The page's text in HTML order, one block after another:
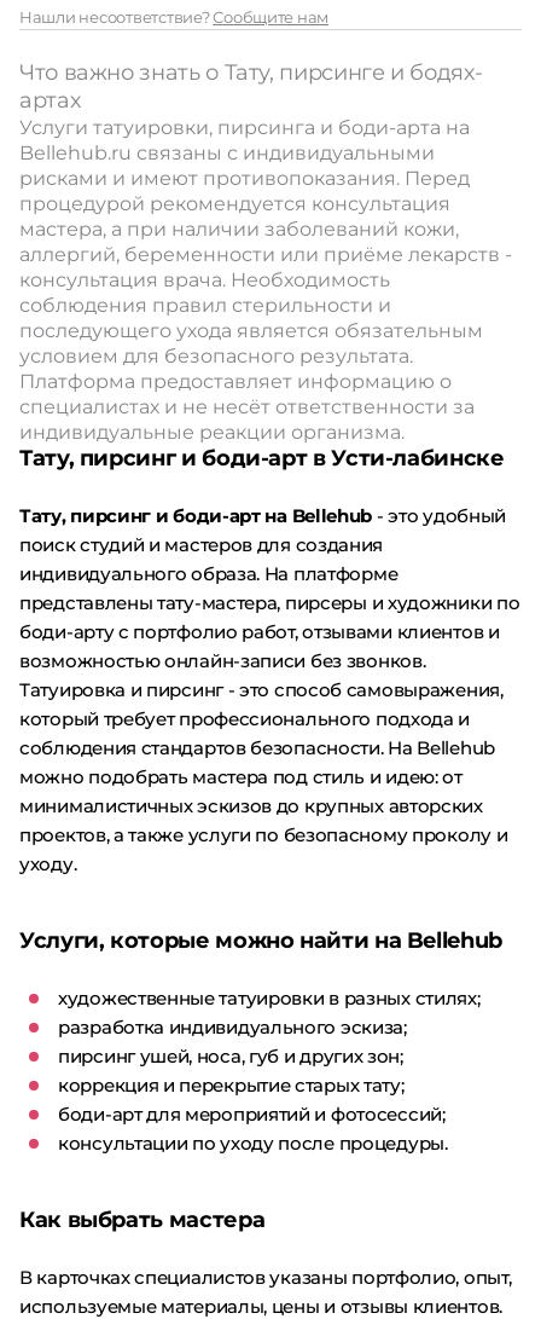
Нашли несоответствие?Сообщите нам
Что важно знать о Тату, пирсинге и бодях-
артах
Услуги татуировки, пирсинга и боди-арта на
Bellehub.ru связаны с индивидуальными
рисками и имеют противопоказания. Перед
процедурой рекомендуется консультация
мастера, а при наличии заболеваний кожи,
аллергий, беременности или приёме лекарств -
консультация врача. Необходимость
соблюдения правил стерильности и
последующего ухода является обязательным
условием для безопасного результата.
Платформа предоставляет информацию о
специалистах и не несёт ответственности за
индивидуальные реакции организма.
Тату, пирсинг и боди-арт в Усти-лабинске
Тату, пирсинг и боди-арт на Bellehub - это удобный
поиск студий и мастеров для создания
индивидуального образа. На платформе
представлены тату-мастера, пирсеры и художники по
боди-арту с портфолио работ, отзывами клиентов и
возможностью онлайн-записи без звонков.
Татуировка и пирсинг - это способ самовыражения,
который требует профессионального подхода и
соблюдения стандартов безопасности. На Bellehub
можно подобрать мастера под стиль и идею: от
минималистичных эскизов до крупных авторских
проектов, а также услуги по безопасному проколу и
уходу.
Услуги, которые можно найти на Bellehub
художественные татуировки в разных стилях;
разработка индивидуального эскиза;
пирсинг ушей, носа, губ и других зон;
коррекция и перекрытие старых тату;
боди-арт для мероприятий и фотосессий;
консультации по уходу после процедуры.
Как выбрать мастера
В карточках специалистов указаны портфолио, опыт,
используемые материалы, цены и отзывы клиентов.